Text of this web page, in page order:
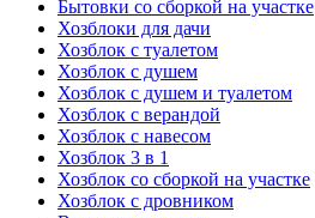
Бытовки со сборкой на участке
Хозблоки для дачи
Хозблок с туалетом
Хозблок с душем
Хозблок с душем и туалетом
Хозблок с верандой
Хозблок с навесом
Хозблок 3 в 1
Хозблок со сборкой на участке
Хозблок с дровником